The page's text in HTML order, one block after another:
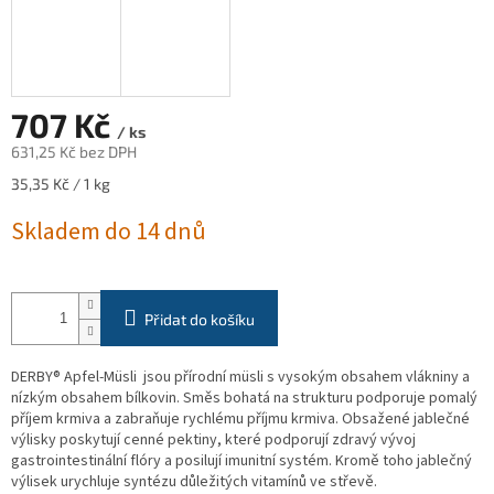
707 Kč / ks
631,25 Kč bez DPH
Měrná
35,35 Kč / 1 kg
Skladem do 14 dnů
Přidat do košíku
DERBY® Apfel-Müsli jsou přírodní müsli s vysokým obsahem vlákniny a
nízkým obsahem bílkovin. Směs bohatá na strukturu podporuje pomalý
příjem krmiva a zabraňuje rychlému příjmu krmiva. Obsažené jablečné
výlisky poskytují cenné pektiny, které podporují zdravý vývoj
gastrointestinální flóry a posilují imunitní systém. Kromě toho jablečný
výlisek urychluje syntézu důležitých vitamínů ve střevě.